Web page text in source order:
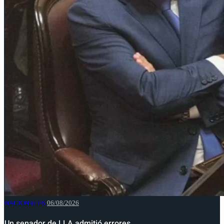
NACIONALES 06/08/2026